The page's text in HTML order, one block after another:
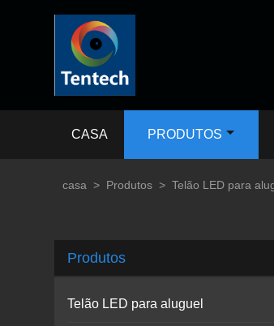
CASA PRODUTOS
casa > Produtos > Telão LED para
Produtos
Telão LED para aluguel